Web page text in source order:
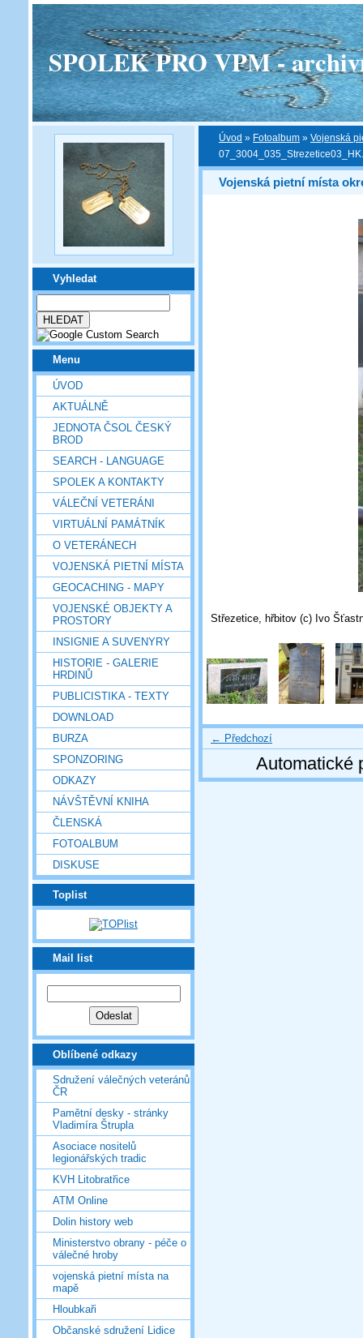
SPOLEK PRO VPM -
Vyhledat
Menu
ÚVOD
AKTUÁLNĚ
JEDNOTA ČSOL ČESKÝ
BROD
SEARCH - LANGUAGE
SPOLEK A KONTAKTY
VÁLEČNÍ VETERÁNI
VIRTUÁLNÍ PAMÁTNÍK
O VETERÁNECH
VOJENSKÁ PIETNÍ MÍSTA
GEOCACHING - MAPY
VOJENSKÉ OBJEKTY A
PROSTORY
INSIGNIE A SUVENYRY
HISTORIE - GALERIE
HRDINŮ
PUBLICISTIKA - TEXTY
DOWNLOAD
BURZA
SPONZORING
ODKAZY
NÁVŠTĚVNÍ KNIHA
ČLENSKÁ
FOTOALBUM
DISKUSE
Toplist
Mail list
Oblíbené odkazy
Sdružení válečných veteránů
ČR
Pamětní desky - stránky
Vladimíra Štrupla
Asociace nositelů
legionářských tradic
KVH Litobratřice
ATM Online
Dolin history web
Ministerstvo obrany - péče o
válečné hroby
vojenská pietní místa na
mapě
Hloubkaři
Občanské sdružení Lidice
Úvod » Fotoalbum » Vojenská
Vojenská pietní místa
Střezetice, hřbitov (c) Ivo
← Předchozí
Automatické